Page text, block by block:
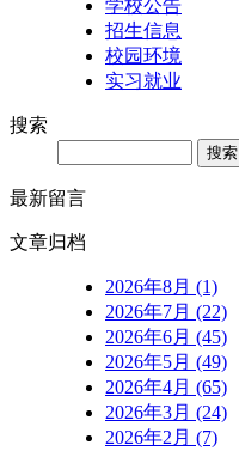
学校公告
招生信息
校园环境
实习就业
搜索
最新留言
文章归档
2026年8月 (1)
2026年7月 (22)
2026年6月 (45)
2026年5月 (49)
2026年4月 (65)
2026年3月 (24)
2026年2月 (7)